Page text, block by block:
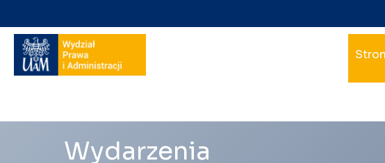
Nawigacja
na
skróty
Wydarzenia